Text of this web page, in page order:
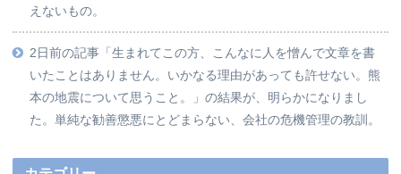
えないもの。
2日前の記事「生まれてこの方、こんなに人を憎んで文章を書
いたことはありません。いかなる理由があっても許せない。熊
本の地震について思うこと。」の結果が、明らかになりまし
た。単純な勧善懲悪にとどまらない、会社の危機管理の教訓。